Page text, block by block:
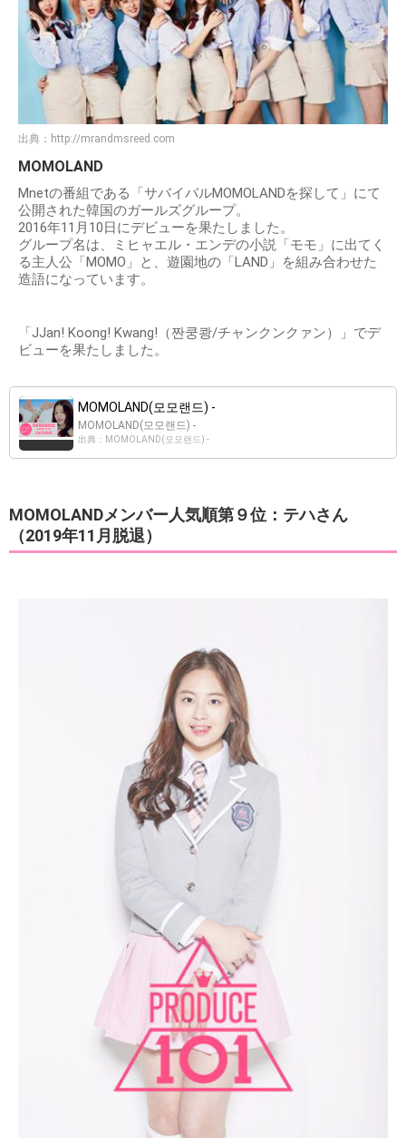
出典： http://mrandmsreed.com
MOMOLAND
Mnetの番組である「サバイバルMOMOLANDを探して」にて
公開された韓国のガールズグループ。
2016年11月10日にデビューを果たしました。
グループ名は、ミヒャエル・エンデの小説「モモ」に出てく
る主人公「MOMO」と、遊園地の「LAND」を組み合わせた
造語になっています。
「JJan! Koong! Kwang!（짠쿵쾅/チャンクンクァン）」でデ
ビューを果たしました。
MOMOLAND(모모랜드) -
MOMOLAND(모모랜드) -
出典：MOMOLAND(모모랜드) -
MOMOLANDメンバー人気順第９位：テハさん
（2019年11月脱退）